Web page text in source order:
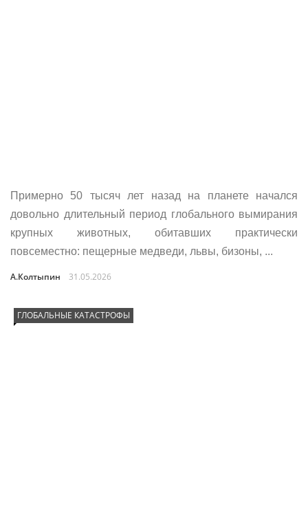
Примерно 50 тысяч лет назад на планете начался
довольно длительный период глобального вымирания
крупных животных, обитавших практически
повсеместно: пещерные медведи, львы, бизоны, ...
А.Колтыпин 31.05.2026
ГЛОБАЛЬНЫЕ КАТАСТРОФЫ